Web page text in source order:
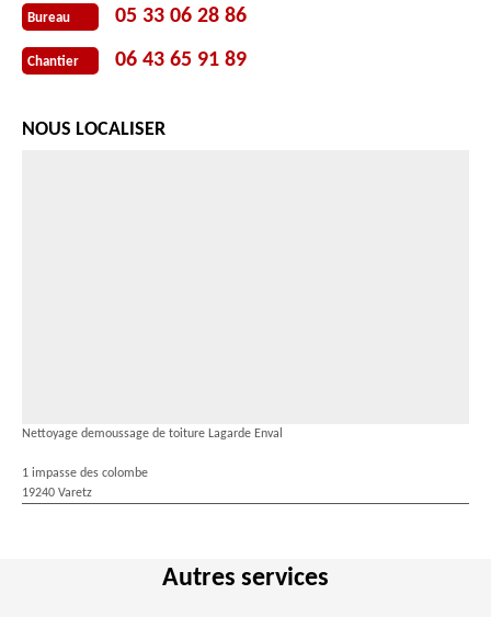
Bureau 05 33 06 28 86
Chantier 06 43 65 91 89
NOUS LOCALISER
Nettoyage demoussage de toiture Lagarde Enval
1 impasse des colombe
19240 Varetz
Autres services